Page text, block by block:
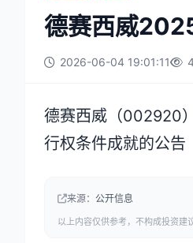
德赛西威
2026-06-04 19:01:11
德赛西威（002920
行权条件成就的公告
来源： 公开信息
以上内容仅供参考，不构成投资建